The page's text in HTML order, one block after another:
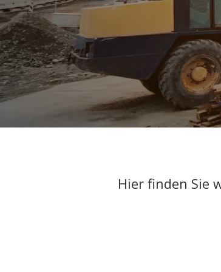
Hier finden Sie